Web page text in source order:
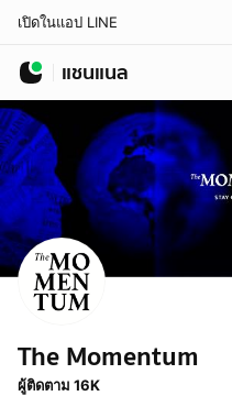
เปิดในแอป LINE
แชนแนล
The Momentum
ผู้ติดตาม 16K